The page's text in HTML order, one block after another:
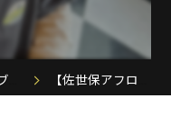
グ 【佐世保アフロツイスト】